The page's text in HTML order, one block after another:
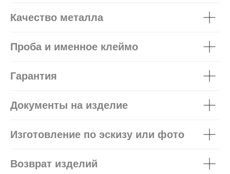
Качество металла
Проба и именное клеймо
Гарантия
Документы на изделие
Изготовление по эскизу или фото
Возврат изделий